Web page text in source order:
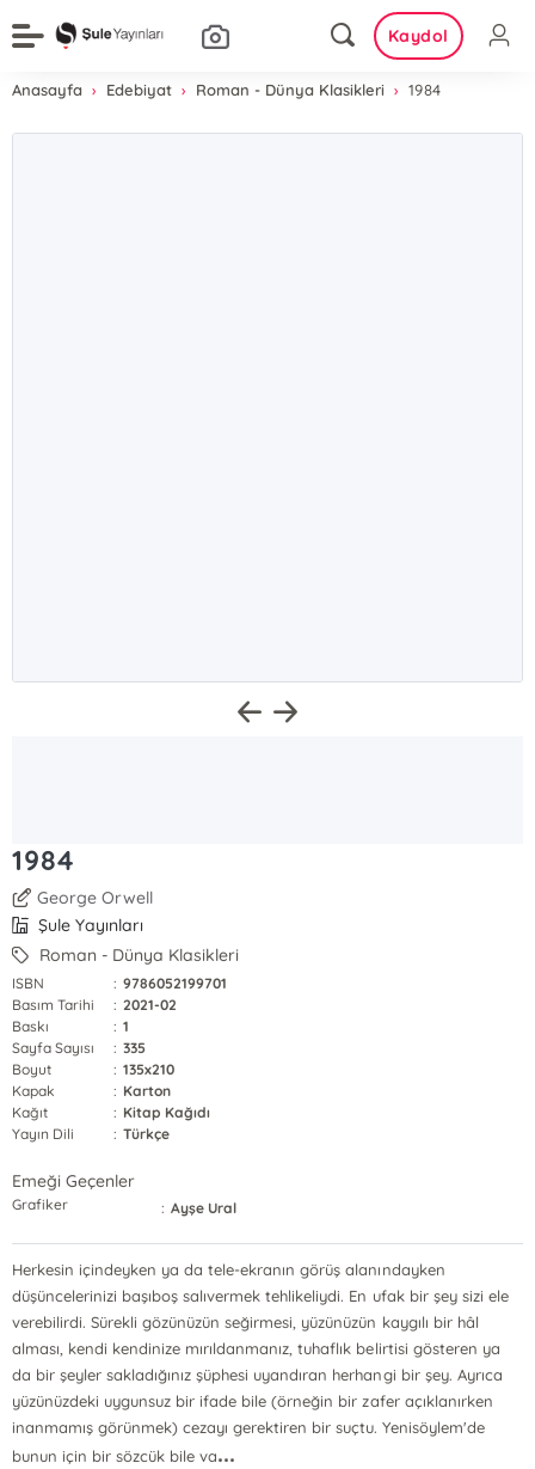
Kaydol
Anasayfa Edebiyat Roman - Dünya Klasikleri 1984
1984
George Orwell
Şule Yayınları
Roman - Dünya Klasikleri
ISBN : 9786052199701
Basım Tarihi
: 2021-02
Baskı
: 1
Sayfa Sayısı
: 335
Boyut
: 135x210
Kapak
: Karton
Kağıt
: Kitap Kağıdı
Yayın Dili
: Türkçe
Emeği Geçenler
Grafiker : Ayşe Ural
Herkesin içindeyken ya da tele-ekranın görüş alanındayken
düşüncelerinizi başıboş salıvermek tehlikeliydi. En ufak bir şey sizi ele
verebilirdi. Sürekli gözünüzün seğirmesi, yüzünüzün kaygılı bir hâl
alması, kendi kendinize mırıldanmanız, tuhaflık belirtisi gösteren ya
da bir şeyler sakladığınız şüphesi uyandıran herhangi bir şey. Ayrıca
yüzünüzdeki uygunsuz bir ifade bile (örneğin bir zafer açıklanırken
inanmamış görünmek) cezayı gerektiren bir suçtu. Yenisöylem'de
bunun için bir sözcük bile va...